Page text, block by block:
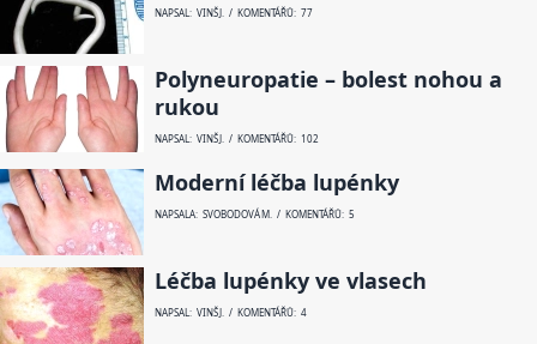
NAPSAL: VINŠ J. / KOMENTÁŘŮ: 77
Polyneuropatie – bolest nohou a
rukou
NAPSAL: VINŠ J. / KOMENTÁŘŮ: 102
Moderní léčba lupénky
NAPSALA: SVOBODOVÁ M. / KOMENTÁŘŮ: 5
Léčba lupénky ve vlasech
NAPSAL: VINŠ J. / KOMENTÁŘŮ: 4